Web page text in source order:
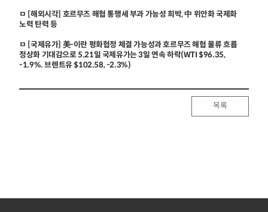
ㅁ [해외시각] 호르무즈 해협 통행세 부과 가능성 희박, 中 위안화 국제화
노력 탄력 등
ㅁ [국제유가] 美-이란 평화협정 체결 가능성과 호르무즈 해협 물류 흐름
정상화 기대감으로 5.21일 국제유가는 3일 연속 하락(WTI $96.35,
-1.9%. 브렌트유 $102.58, -2.3%)
목록